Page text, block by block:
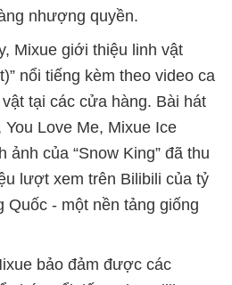
nhượng quyền.
Mixue giới thiệu linh vật
nổi tiếng kèm theo video ca
tại các cửa hàng. Bài hát
You Love Me, Mixue Ice
ảnh của “Snow King” đã thu
lượt xem trên Bilibili của tỷ
Quốc - một nền tảng giống
bảo đảm được các